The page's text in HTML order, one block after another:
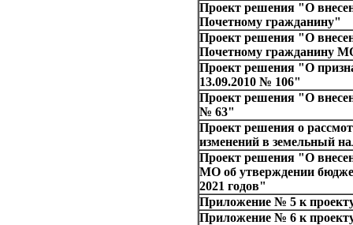
Проект решения "О
Почетному гражданину"
Проект решения "О
Почетному гражданину
Проект решения "О
13.09.2010 № 106"
Проект решения "О
№ 63"
Проект решения о
изменений в земельный
Проект решения "О
МО об утверждении
2021 годов"
Приложение № 5 к
Приложение № 6 к